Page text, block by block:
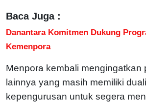
Baca Juga :
Danantara Komitmen Dukung
Kemenpora
Menpora kembali mengingatkan
lainnya yang masih memiliki
kepengurusan untuk segera